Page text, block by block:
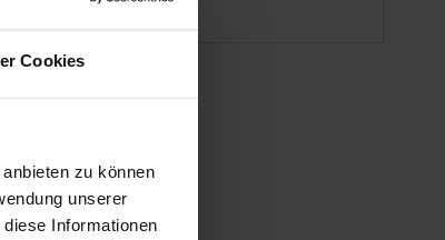
Cookies
zu können
unserer
Informationen